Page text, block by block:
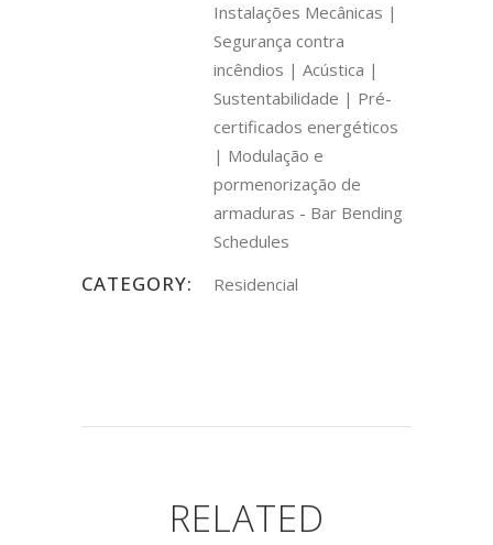
Instalações Mecânicas |
Segurança contra
incêndios | Acústica |
Sustentabilidade | Pré-
certificados energéticos
| Modulação e
pormenorização de
armaduras - Bar Bending
Schedules
CATEGORY: Residencial
RELATED